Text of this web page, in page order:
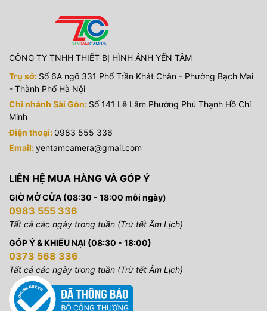
CÔNG TY TNHH THIẾT BỊ HÌNH ẢNH YẾN TÂM
Trụ sở: Số 6A ngõ 331 Phố Trần Khát Chân - Phường Bạch Mai
- Thành Phố Hà Nội
Chi nhánh Sài Gòn: Số 141 Lê Lâm Phường Phú Thạnh Hồ Chí
Minh
Điện thoại:0983 555 336
Email:yentamcamera@gmail.com
LIÊN HỆ MUA HÀNG VÀ GÓP Ý
GIỜ MỞ CỬA (08:30 - 18:00 mỗi ngày)
0983 555 336
Tất cả các ngày trong tuần (Trừ tết Âm Lịch)
GÓP Ý & KHIẾU NẠI (08:30 - 18:00)
0373 568 336
Tất cả các ngày trong tuần (Trừ tết Âm Lịch)